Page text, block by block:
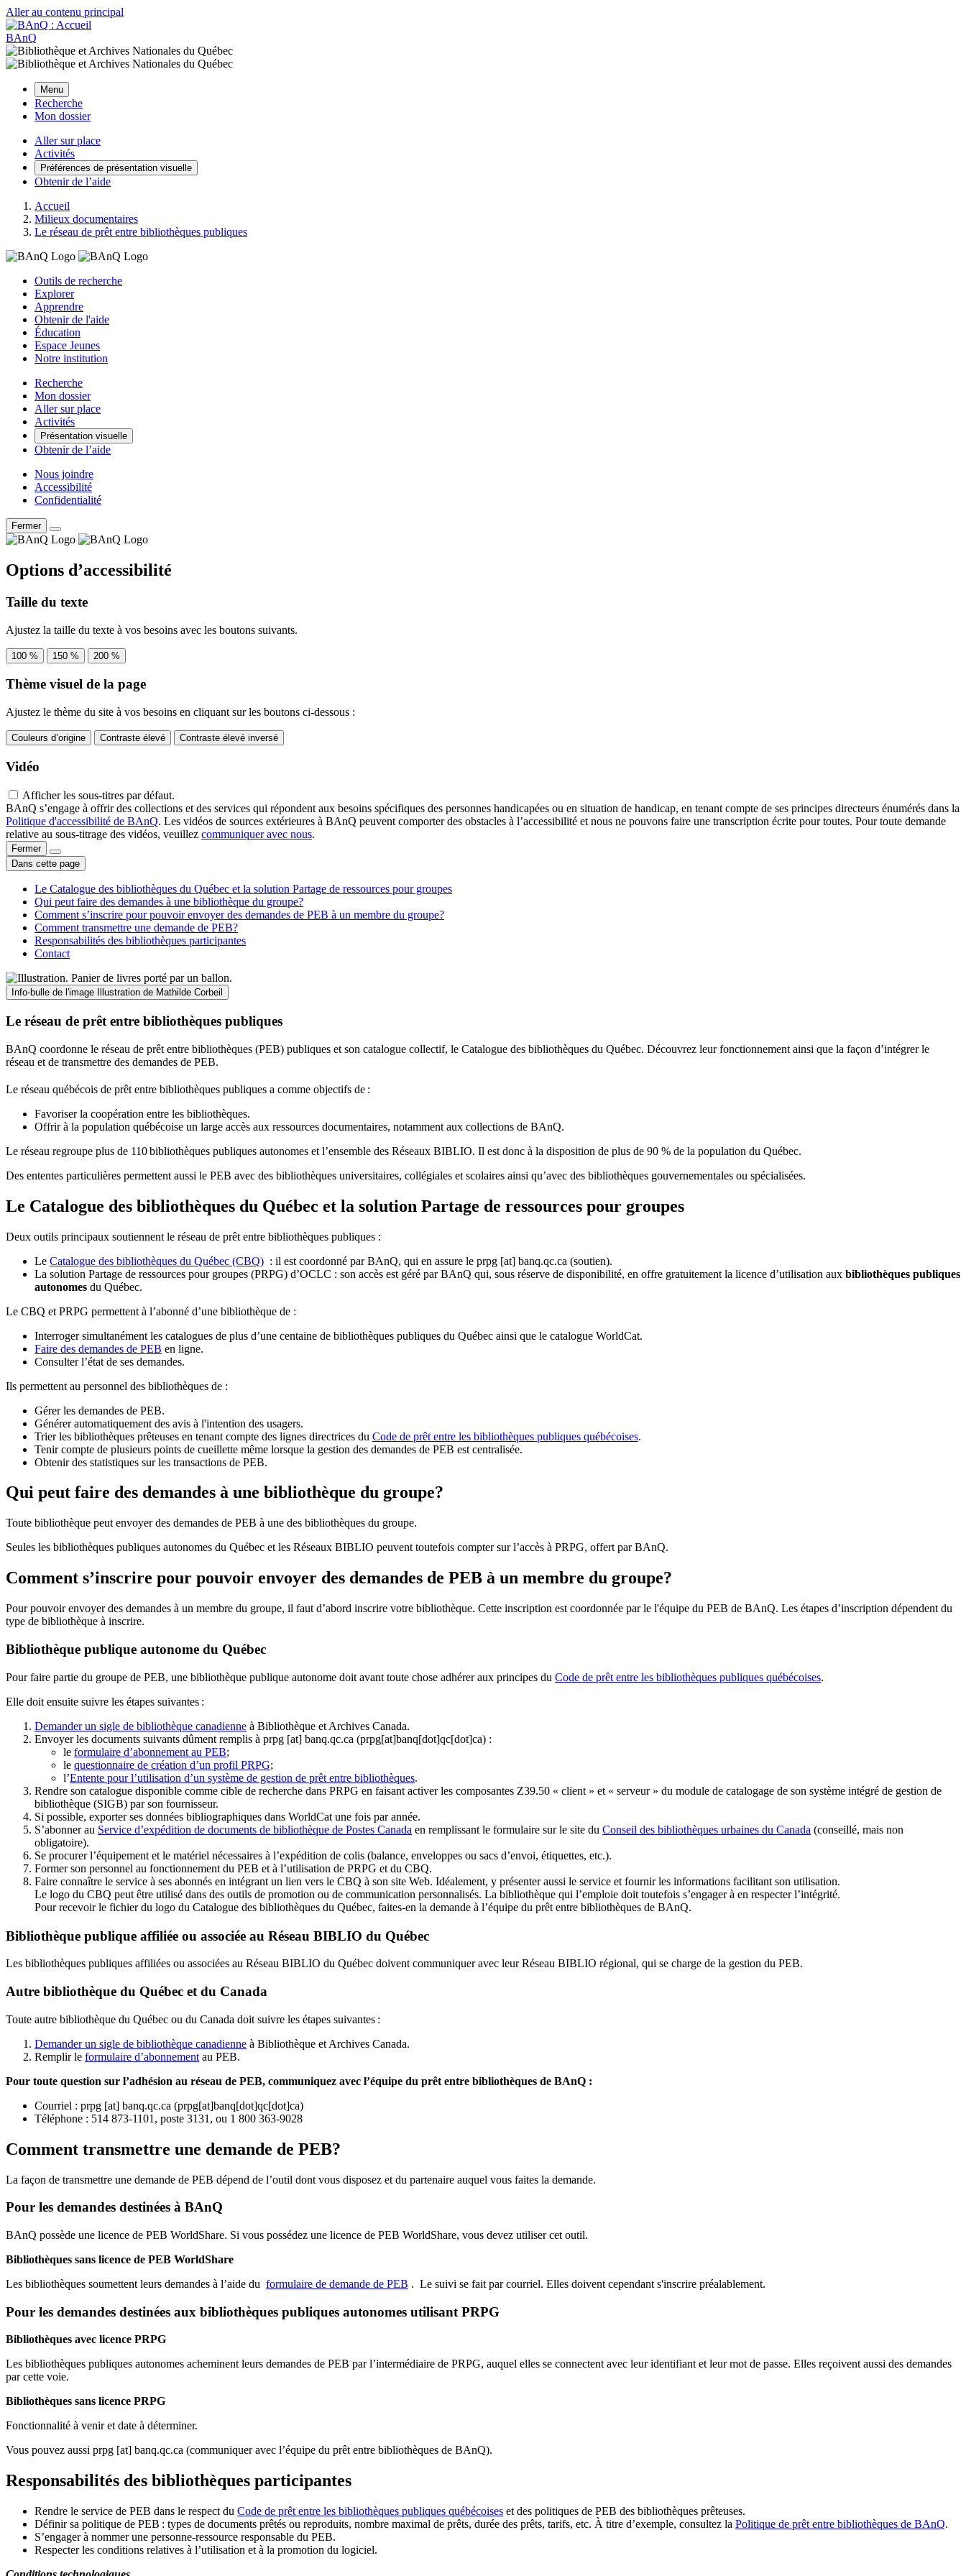
Aller au contenu principal
BAnQ
Menu
Recherche
Mon dossier
Aller sur place
Activités
Préférences de présentation visuelle
Obtenir de l’aide
Accueil
Milieux documentaires
Le réseau de prêt entre bibliothèques publiques
Outils de recherche
Explorer
Apprendre
Obtenir de l'aide
Éducation
Espace Jeunes
Notre institution
Recherche
Mon dossier
Aller sur place
Activités
Présentation visuelle
Obtenir de l’aide
Nous joindre
Accessibilité
Confidentialité
Fermer
Options d’accessibilité
Taille du texte
Ajustez la taille du texte à vos besoins avec les boutons suivants.
100 % 150 % 200 %
Thème visuel de la page
Ajustez le thème du site à vos besoins en cliquant sur les boutons ci-dessous :
Couleurs d’origine Contraste élevé Contraste élevé inversé
Vidéo
Afficher les sous-titres par défaut.
BAnQ s’engage à offrir des collections et des services qui répondent aux besoins spécifiques des personnes handicapées ou en situation de handicap, en tenant compte de ses principes directeurs énumérés dans la
Politique d'accessibilité de BAnQ. Les vidéos de sources extérieures à BAnQ peuvent comporter des obstacles à l’accessibilité et nous ne pouvons faire une transcription écrite pour toutes. Pour toute demande
relative au sous-titrage des vidéos, veuillez communiquer avec nous.
Fermer
Dans cette page
Le Catalogue des bibliothèques du Québec et la solution Partage de ressources pour groupes
Qui peut faire des demandes à une bibliothèque du groupe?
Comment s’inscrire pour pouvoir envoyer des demandes de PEB à un membre du groupe?
Comment transmettre une demande de PEB?
Responsabilités des bibliothèques participantes
Contact
Info-bulle de l'image Illustration de Mathilde Corbeil
Le réseau de prêt entre bibliothèques publiques
BAnQ coordonne le réseau de prêt entre bibliothèques (PEB) publiques et son catalogue collectif, le Catalogue des bibliothèques du Québec. Découvrez leur fonctionnement ainsi que la façon d’intégrer le
réseau et de transmettre des demandes de PEB.
Le réseau québécois de prêt entre bibliothèques publiques a comme objectifs de :
Favoriser la coopération entre les bibliothèques.
Offrir à la population québécoise un large accès aux ressources documentaires, notamment aux collections de BAnQ.
Le réseau regroupe plus de 110bibliothèques publiques autonomes et l’ensemble des Réseaux BIBLIO. Il est donc à la disposition de plus de 90 % de la population du Québec.
Des ententes particulières permettent aussi le PEB avec des bibliothèques universitaires, collégiales et scolaires ainsi qu’avec des bibliothèques gouvernementales ou spécialisées.
Le Catalogue des bibliothèques du Québec et la solution Partage de ressources pour groupes
Deux outils principaux soutiennent le réseau de prêt entre bibliothèques publiques :
Le Catalogue des bibliothèques du Québec (CBQ) : il est coordonné par BAnQ, qui en assure le prpg [at] banq.qc.ca (soutien).
La solution Partage de ressources pour groupes (PRPG) d’OCLC : son accès est géré par BAnQ qui, sous réserve de disponibilité, en offre gratuitement la licence d’utilisation aux bibliothèques publiques
autonomes du Québec.
Le CBQ et PRPG permettent à l’abonné d’une bibliothèque de :
Interroger simultanément les catalogues de plus d’une centaine de bibliothèques publiques du Québec ainsi que le catalogue WorldCat.
Faire des demandes de PEB en ligne.
Consulter l’état de ses demandes.
Ils permettent au personnel des bibliothèques de :
Gérer les demandes de PEB.
Générer automatiquement des avis à l'intention des usagers.
Trier les bibliothèques prêteuses en tenant compte des lignes directrices du Code de prêt entre les bibliothèques publiques québécoises.
Tenir compte de plusieurs points de cueillette même lorsque la gestion des demandes de PEB est centralisée.
Obtenir des statistiques sur les transactions de PEB.
Qui peut faire des demandes à une bibliothèque du groupe?
Toute bibliothèque peut envoyer des demandes de PEB à une des bibliothèques du groupe.
Seules les bibliothèques publiques autonomes du Québec et les Réseaux BIBLIO peuvent toutefois compter sur l’accès à PRPG, offert par BAnQ.
Comment s’inscrire pour pouvoir envoyer des demandes de PEB à un membre du groupe?
Pour pouvoir envoyer des demandes à un membre du groupe, il faut d’abord inscrire votre bibliothèque. Cette inscription est coordonnée par le l'équipe du PEB de BAnQ. Les étapes d’inscription dépendent du
type de bibliothèque à inscrire.
Bibliothèque publique autonome du Québec
Pour faire partie du groupe de PEB, une bibliothèque publique autonome doit avant toute chose adhérer aux principes du Code de prêt entre les bibliothèques publiques québécoises.
Elle doit ensuite suivre les étapes suivantes :
Demander un sigle de bibliothèque canadienne à Bibliothèque et Archives Canada.
Envoyer les documents suivants dûment remplis à prpg [at] banq.qc.ca (prpg[at]banq[dot]qc[dot]ca) :
le formulaire d’abonnement au PEB;
le questionnaire de création d’un profil PRPG;
l’Entente pour l’utilisation d’un système de gestion de prêt entre bibliothèques.
Rendre son catalogue disponible comme cible de recherche dans PRPG en faisant activer les composantes Z39.50 « client » et « serveur » du module de catalogage de son système intégré de gestion de
bibliothèque (SIGB) par son fournisseur.
Si possible, exporter ses données bibliographiques dans WorldCat une fois par année.
S’abonner au Service d’expédition de documents de bibliothèque de Postes Canada en remplissant le formulaire sur le site du Conseil des bibliothèques urbaines du Canada (conseillé, mais non
obligatoire).
Se procurer l’équipement et le matériel nécessaires à l’expédition de colis (balance, enveloppes ou sacs d’envoi, étiquettes, etc.).
Former son personnel au fonctionnement du PEB et à l’utilisation de PRPG et du CBQ.
Faire connaître le service à ses abonnés en intégrant un lien vers le CBQ à son site Web. Idéalement, y présenter aussi le service et fournir les informations facilitant son utilisation.
Le logo du CBQ peut être utilisé dans des outils de promotion ou de communication personnalisés. La bibliothèque qui l’emploie doit toutefois s’engager à en respecter l’intégrité.
Pour recevoir le fichier du logo du Catalogue des bibliothèques du Québec, faites-en la demande à l’équipe du prêt entre bibliothèques de BAnQ.
Bibliothèque publique affiliée ou associée au Réseau BIBLIO du Québec
Les bibliothèques publiques affiliées ou associées au Réseau BIBLIO du Québec doivent communiquer avec leur Réseau BIBLIO régional, qui se charge de la gestion du PEB.
Autre bibliothèque du Québec et du Canada
Toute autre bibliothèque du Québec ou du Canada doit suivre les étapes suivantes :
Demander un sigle de bibliothèque canadienne à Bibliothèque et Archives Canada.
Remplir le formulaire d’abonnement au PEB.
Pour toute question sur l’adhésion au réseau de PEB, communiquez avec l’équipe du prêt entre bibliothèques de BAnQ :
Courriel : prpg [at] banq.qc.ca (prpg[at]banq[dot]qc[dot]ca)
Téléphone : 514 873-1101, poste 3131, ou 1 800 363-9028
Comment transmettre une demande de PEB?
La façon de transmettre une demande de PEB dépend de l’outil dont vous disposez et du partenaire auquel vous faites la demande.
Pour les demandes destinées à BAnQ
BAnQ possède une licence de PEB WorldShare. Si vous possédez une licence de PEB WorldShare, vous devez utiliser cet outil.
Bibliothèques sans licence de PEB WorldShare
Les bibliothèques soumettent leurs demandes à l’aide du formulaire de demande de PEB . Le suivi se fait par courriel. Elles doivent cependant s'inscrire préalablement.
Pour les demandes destinées aux bibliothèques publiques autonomes utilisant PRPG
Bibliothèques avec licence PRPG
Les bibliothèques publiques autonomes acheminent leurs demandes de PEB par l’intermédiaire de PRPG, auquel elles se connectent avec leur identifiant et leur mot de passe. Elles reçoivent aussi des demandes
par cette voie.
Bibliothèques sans licence PRPG
Fonctionnalité à venir et date à déterminer.
Vous pouvez aussi prpg [at] banq.qc.ca (communiquer avec l’équipe du prêt entre bibliothèques de BAnQ).
Responsabilités des bibliothèques participantes
Rendre le service de PEB dans le respect du Code de prêt entre les bibliothèques publiques québécoises et des politiques de PEB des bibliothèques prêteuses.
Définir sa politique de PEB : types de documents prêtés ou reproduits, nombre maximal de prêts, durée des prêts, tarifs, etc. À titre d’exemple, consultez la Politique de prêt entre bibliothèques de BAnQ.
S’engager à nommer une personne-ressource responsable du PEB.
Respecter les conditions relatives à l’utilisation et à la promotion du logiciel.